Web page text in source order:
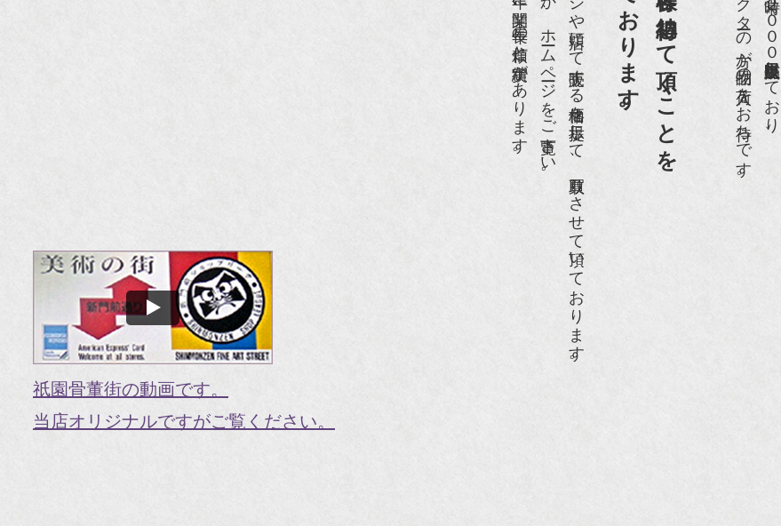
2009年11月 『週刊現代』2009年11月28日号
『Hanako WEST』4月号
『骨董古美術の愉しみ方』（4月16日発行）
『ORANGE travel』2006年 SUMMER
国際交流サービス協会に2017年6月７日紹介頂きました。
祇園骨董街の動画です。
当店オリジナルですがご覧ください。
愛好家やコレクターの方が品物の入荷をお待ちです。
ホームページや店頭にて販売する価格を提示して、買取りさせて頂いております。
是非、ご来店頂くか、ホームページをご覧下さい。
京都祇園で昭和５６年に開業、長年の信頼と実績があります。